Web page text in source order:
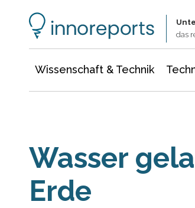
das
Wissenschaft & Technik
Wasser
Erde